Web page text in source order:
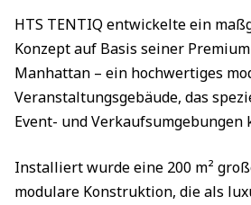
HTS TENTIQ entwickelte ein
Konzept auf Basis seiner
Manhattan – ein hochwertiges
Veranstaltungsgebäude, das
Event- und
Installiert wurde eine 200 m²
modulare Konstruktion, die als